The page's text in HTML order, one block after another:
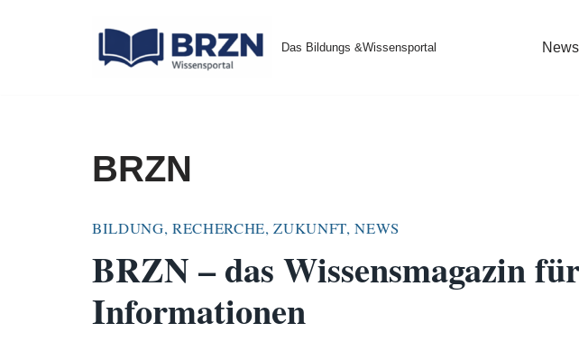
Das Bildungs &Wissensportal News
BRZN
BILDUNG, RECHERCHE, ZUKUNFT, NEWS
BRZN – das Wissensmagazin
Informationen